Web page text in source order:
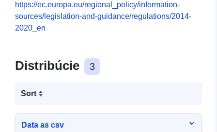
https://ec.europa.eu/regional_policy/information-
sources/legislation-and-guidance/regulations/2014-
2020_en
Distribúcie 3
Sort
Data as csv